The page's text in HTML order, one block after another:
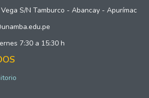
S/N Tamburco - Abancay - Apurímac
7:30 a 15:30 h